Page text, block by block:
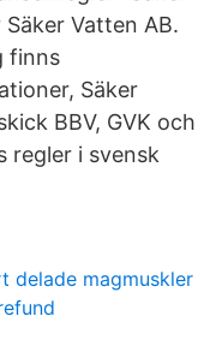
Vatten AB.
finns
Säker
BBV, GVK och
regler i svensk
delade magmuskler